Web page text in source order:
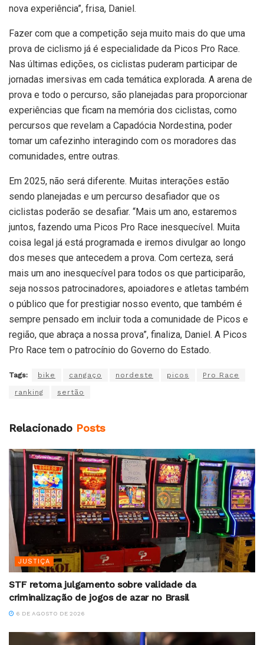
nova experiência”, frisa, Daniel.
Fazer com que a competição seja muito mais do que uma
prova de ciclismo já é especialidade da Picos Pro Race.
Nas últimas edições, os ciclistas puderam participar de
jornadas imersivas em cada temática explorada. A arena de
prova e todo o percurso, são planejadas para proporcionar
experiências que ficam na memória dos ciclistas, como
percursos que revelam a Capadócia Nordestina, poder
tomar um cafezinho interagindo com os moradores das
comunidades, entre outras.
Em 2025, não será diferente. Muitas interações estão
sendo planejadas e um percurso desafiador que os
ciclistas poderão se desafiar. “Mais um ano, estaremos
juntos, fazendo uma Picos Pro Race inesquecível. Muita
coisa legal já está programada e iremos divulgar ao longo
dos meses que antecedem a prova. Com certeza, será
mais um ano inesquecível para todos os que participarão,
seja nossos patrocinadores, apoiadores e atletas também
o público que for prestigiar nosso evento, que também é
sempre pensado em incluir toda a comunidade de Picos e
região, que abraça a nossa prova”, finaliza, Daniel. A Picos
Pro Race tem o patrocínio do Governo do Estado.
Tags: bike cangaço nordeste picos Pro Race
ranking sertão
Relacionado Posts
JUSTIÇA
STF retoma julgamento sobre validade da
criminalização de jogos de azar no Brasil
6 DE AGOSTO DE 2026